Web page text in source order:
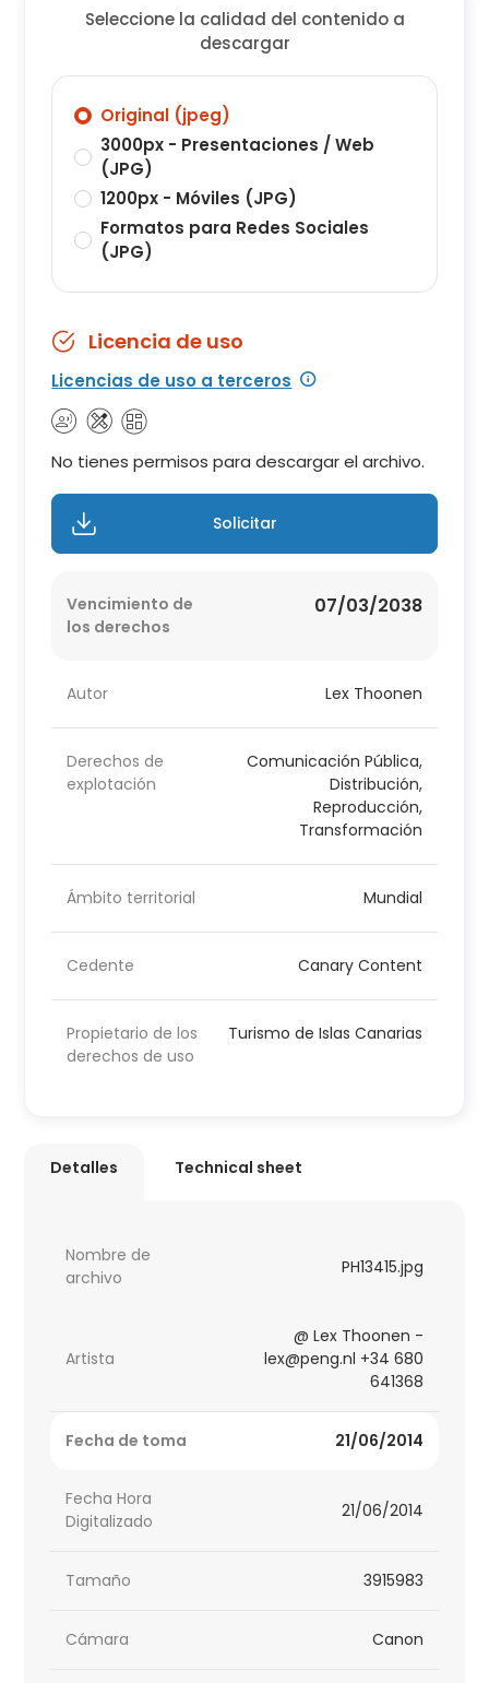
Seleccione la calidad del contenido a
descargar
Original (jpeg)
3000px - Presentaciones / Web
(JPG)
1200px - Móviles (JPG)
Formatos para Redes Sociales
(JPG)
Licencia de uso
Licencias de uso a terceros
No tienes permisos para descargar el archivo.
Solicitar
Vencimiento de
los derechos
07/03/2038
Autor Lex Thoonen
Derechos de
explotación
Comunicación Pública,
Distribución,
Reproducción,
Transformación
Ámbito territorial Mundial
Cedente Canary Content
Propietario de los
derechos de uso
Turismo de Islas Canarias
Detalles Technical sheet
Nombre de
archivo
PH13415.jpg
Artista
@ Lex Thoonen -
lex@peng.nl +34 680
641368
Fecha de toma 21/06/2014
Fecha Hora
Digitalizado
21/06/2014
Tamaño 3915983
Cámara Canon